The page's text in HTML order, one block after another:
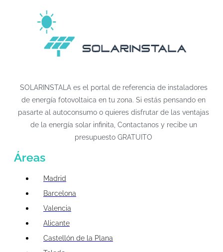
SOLARINSTALA es el portal de referencia de instaladores
de energía fotovoltaica en tu zona. Si estás pensando en
pasarte al autoconsumo o quieres disfrutar de las ventajas
de la energía solar infinita, Contactanos y recibe un
presupuesto GRATUITO
Áreas
Madrid
Barcelona
Valencia
Alicante
Castellón de la Plana